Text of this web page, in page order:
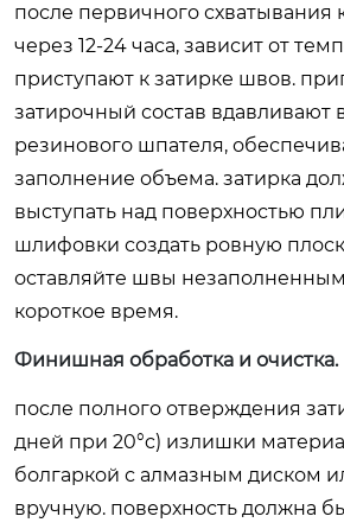
после первичного схватывания
через 12-24 часа, зависит от
приступают к затирке швов.
затирочный состав
резинового шпателя,
заполнение объема. затирка
выступать над поверхностью
шлифовки создать ровную
оставляйте швы
короткое время.
Финишная обработка и очистка.
после полного отверждения
дней при 20°c) излишки
болгаркой с алмазным диском
вручную. поверхность должна